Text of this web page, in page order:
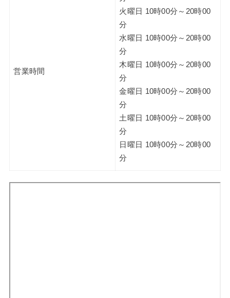
営業時間
火曜日 10時00分～20時00
分
水曜日 10時00分～20時00
分
木曜日 10時00分～20時00
分
金曜日 10時00分～20時00
分
土曜日 10時00分～20時00
分
日曜日 10時00分～20時00
分